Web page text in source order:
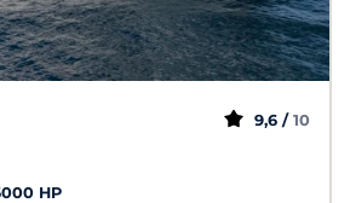
9,6 / 10
HP